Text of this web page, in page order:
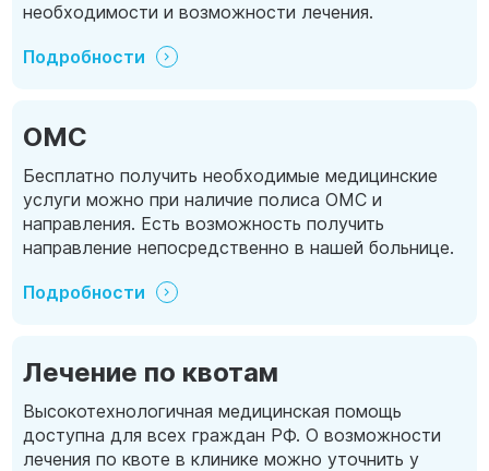
необходимости и возможности лечения.
Подробности
ОМС
Бесплатно получить необходимые медицинские
услуги можно при наличие полиса ОМС и
направления. Есть возможность получить
направление непосредственно в нашей больнице.
Подробности
Лечение по квотам
Высокотехнологичная медицинская помощь
доступна для всех граждан РФ. О возможности
лечения по квоте в клинике можно уточнить у